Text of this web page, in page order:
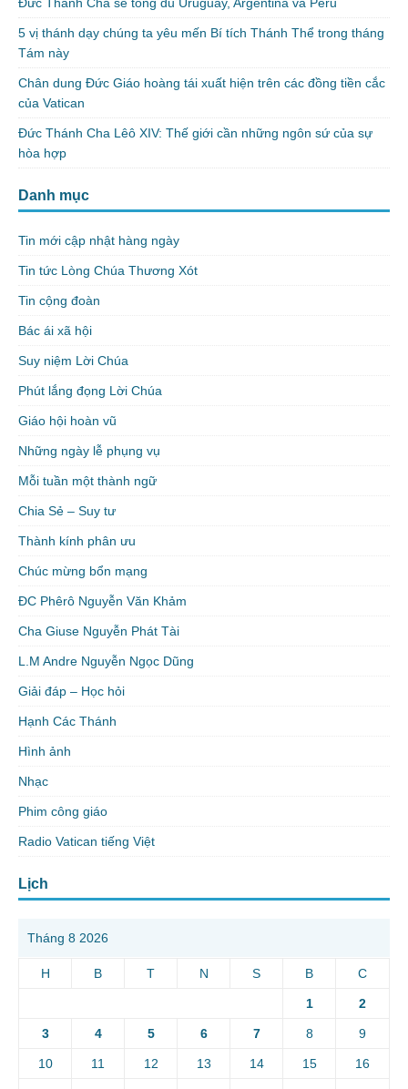
Đức Thánh Cha sẽ tông du Uruguay, Argentina và Pêru
5 vị thánh dạy chúng ta yêu mến Bí tích Thánh Thể trong tháng
Tám này
Chân dung Đức Giáo hoàng tái xuất hiện trên các đồng tiền cắc
của Vatican
Đức Thánh Cha Lêô XIV: Thế giới cần những ngôn sứ của sự
hòa hợp
Danh mục
Tin mới cập nhật hàng ngày
Tin tức Lòng Chúa Thương Xót
Tin cộng đoàn
Bác ái xã hội
Suy niệm Lời Chúa
Phút lắng đọng Lời Chúa
Giáo hội hoàn vũ
Những ngày lễ phụng vụ
Mỗi tuần một thành ngữ
Chia Sẻ – Suy tư
Thành kính phân ưu
Chúc mừng bổn mạng
ĐC Phêrô Nguyễn Văn Khảm
Cha Giuse Nguyễn Phát Tài
L.M Andre Nguyễn Ngọc Dũng
Giải đáp – Học hỏi
Hạnh Các Thánh
Hình ảnh
Nhạc
Phim công giáo
Radio Vatican tiếng Việt
Lịch
Tháng 8 2026
H B T N S B C
1 2
3 4 5 6 7 8 9
10 11 12 13 14 15 16